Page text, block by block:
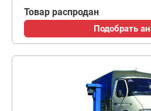
Товар распродан
Подобрать